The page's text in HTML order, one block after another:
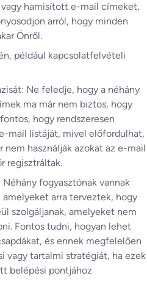
hamisított e-mail címeket,
arról, hogy minden
Önről.
például kapcsolatfelvételi
Ne feledje, hogy a néhány
ma már nem biztos, hogy
hogy rendszeresen
mail listáját, mivel előfordulhat,
nem használják azokat az e-mail
regisztráltak.
fogyasztónak vannak
amelyeket arra terveztek, hogy
szolgáljanak, amelyeket nem
Fontos tudni, hogyan lehet
és ennek megfelelően
vagy tartalmi stratégiát, ha ezek
belépési pontjához